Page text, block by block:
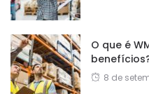
O que é
8 de